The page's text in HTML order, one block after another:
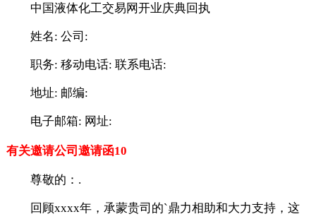
中国液体化工交易网开业庆典回执
姓名: 公司:
职务: 移动电话: 联系电话:
地址: 邮编:
电子邮箱: 网址:
有关邀请公司邀请函10
尊敬的：.
回顾xxxx年，承蒙贵司的`鼎力相助和大力支持，这